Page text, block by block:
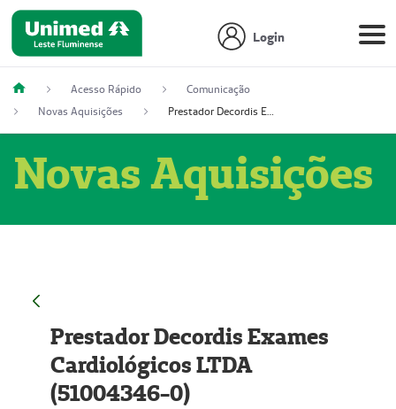
Login
Acesso Rápido
Comunicação
Novas Aquisições
Prestador Decordis Exames Cardiológicos LTDA (51004346-0)
Novas Aquisições
Prestador Decordis Exames
Cardiológicos LTDA
(51004346-0)